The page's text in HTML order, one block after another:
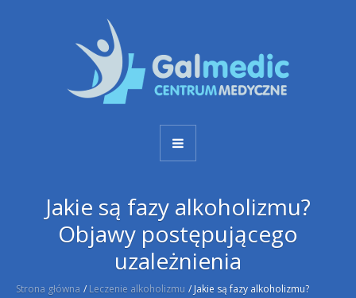
Jakie są fazy alkoholizmu?
Objawy postępującego
uzależnienia
Strona główna / Leczenie alkoholizmu / Jakie są fazy alkoholizmu?